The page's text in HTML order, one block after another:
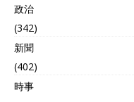
政治
(342)
新聞
(402)
時事